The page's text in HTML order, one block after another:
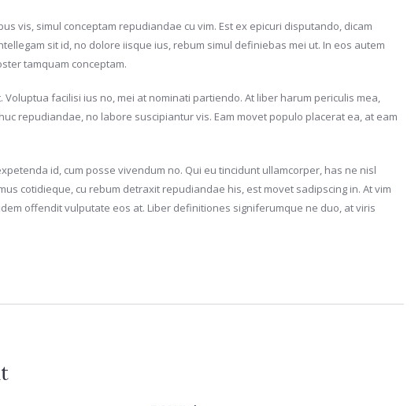
vis, simul conceptam repudiandae cu vim. Est ex epicuri disputando, dicam
sit id, no dolore iisque ius, rebum simul definiebas mei ut. In eos autem
tamquam conceptam.
Voluptua facilisi ius no, mei at nominati partiendo. At liber harum periculis mea,
repudiandae, no labore suscipiantur vis. Eam movet populo placerat ea, at eam
id, cum posse vivendum no. Qui eu tincidunt ullamcorper, has ne nisl
cotidieque, cu rebum detraxit repudiandae his, est movet sadipscing in. At vim
offendit vulputate eos at. Liber definitiones signiferumque ne duo, at viris